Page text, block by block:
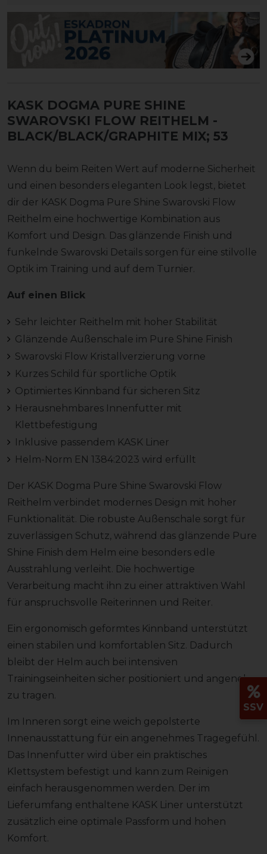
KASK DOGMA PURE SHINE
SWAROVSKI FLOW REITHELM -
BLACK/BLACK/GRAPHITE MIX; 53
Wenn du beim Reiten Wert auf moderne Sicherheit
und einen besonders eleganten Look legst, bietet
dir der KASK Dogma Pure Shine Swarovski Flow
Reithelm eine hochwertige Kombination aus
Komfort und Design. Das glänzende Finish und
funkelnde Swarovski Details sorgen für eine stilvolle
Optik im Training und auf dem Turnier.
Auf einen Blick
Sehr leichter Reithelm mit hoher Stabilität
Glänzende Außenschale im Pure Shine Finish
Swarovski Flow Kristallverzierung vorne
Kurzes Schild für sportliche Optik
Optimiertes Kinnband für sicheren Sitz
Herausnehmbares Innenfutter mit
Klettbefestigung
Inklusive passendem KASK Liner
Helm-Norm EN 1384:2023 wird erfüllt
Der KASK Dogma Pure Shine Swarovski Flow
Reithelm verbindet modernes Design mit hoher
Funktionalität. Die robuste Außenschale sorgt für
zuverlässigen Schutz, während das glänzende Pure
Shine Finish dem Helm eine besonders edle
Ausstrahlung verleiht. Die hochwertige
Verarbeitung macht ihn zu einer attraktiven Wahl
für anspruchsvolle Reiterinnen und Reiter.
Ein ergonomisch geformtes Kinnband unterstützt
einen stabilen und komfortablen Sitz. Dadurch
bleibt der Helm auch bei intensiven
Trainingseinheiten sicher positioniert und angenehm
zu tragen.
Im Inneren sorgt eine weich gepolsterte
Innenausstattung für ein angenehmes Tragegefühl.
Das Innenfutter wird über ein praktisches
Klettsystem befestigt und kann zum Reinigen
einfach herausgenommen werden. Der im
Lieferumfang enthaltene KASK Liner unterstützt
zusätzlich eine optimale Passform und hohen
Komfort.
SSV